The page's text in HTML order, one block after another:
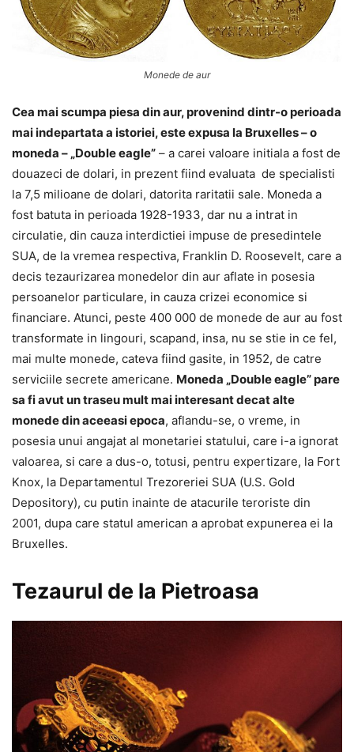
Monede de aur
Cea mai scumpa piesa din aur, provenind dintr-o perioada
mai indepartata a istoriei, este expusa la Bruxelles – o
moneda – „Double eagle” – a carei valoare initiala a fost de
douazeci de dolari, in prezent fiind evaluata de specialisti
la 7,5 milioane de dolari, datorita raritatii sale. Moneda a
fost batuta in perioada 1928-1933, dar nu a intrat in
circulatie, din cauza interdictiei impuse de presedintele
SUA, de la vremea respectiva, Franklin D. Roosevelt, care a
decis tezaurizarea monedelor din aur aflate in posesia
persoanelor particulare, in cauza crizei economice si
financiare. Atunci, peste 400 000 de monede de aur au fost
transformate in lingouri, scapand, insa, nu se stie in ce fel,
mai multe monede, cateva fiind gasite, in 1952, de catre
serviciile secrete americane. Moneda „Double eagle” pare
sa fi avut un traseu mult mai interesant decat alte
monede din aceeasi epoca, aflandu-se, o vreme, in
posesia unui angajat al monetariei statului, care i-a ignorat
valoarea, si care a dus-o, totusi, pentru expertizare, la Fort
Knox, la Departamentul Trezoreriei SUA (U.S. Gold
Depository), cu putin inainte de atacurile teroriste din
2001, dupa care statul american a aprobat expunerea ei la
Bruxelles.
Tezaurul de la Pietroasa